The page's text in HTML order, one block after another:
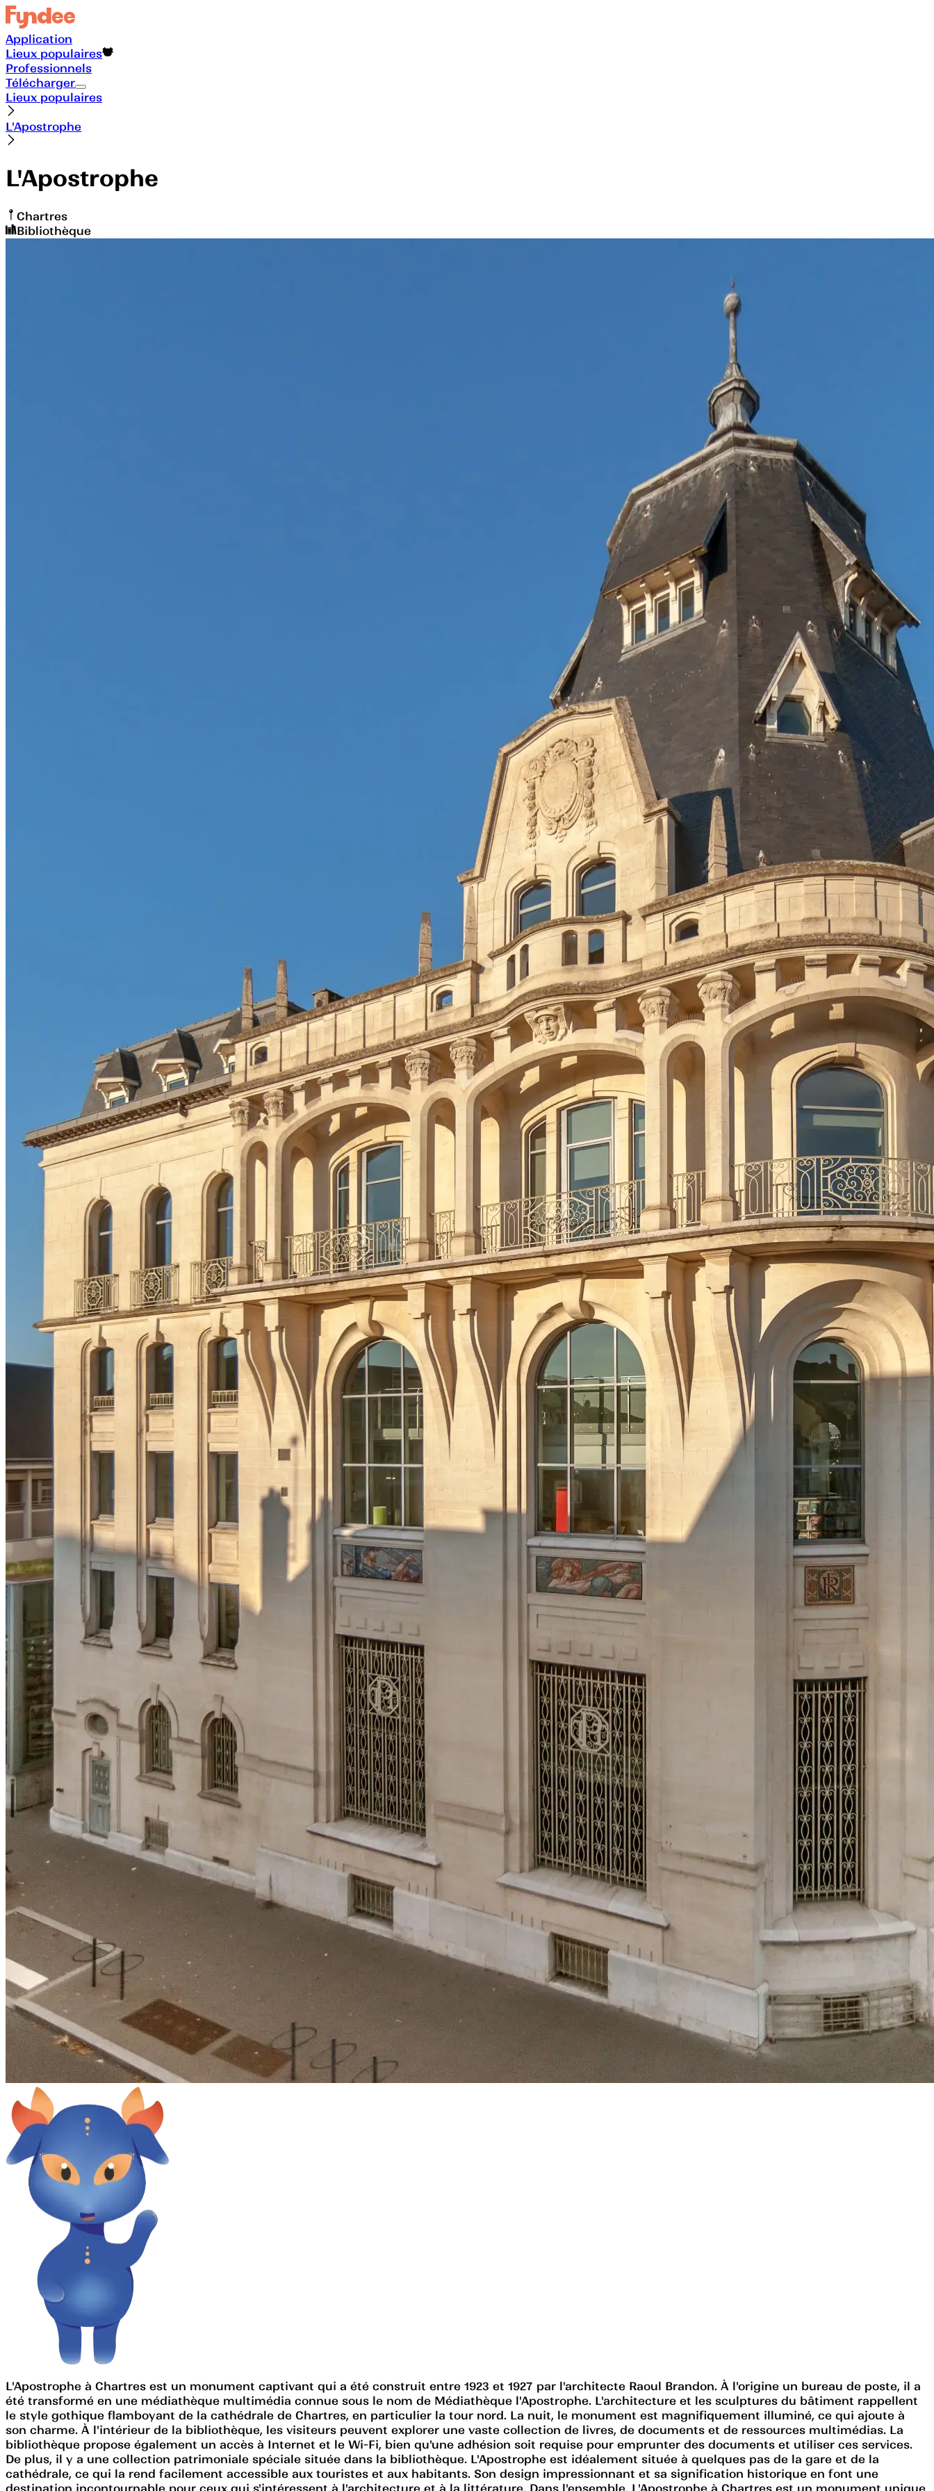
Application
Lieux populaires
Professionnels
Télécharger
Lieux populaires
L'Apostrophe
L'Apostrophe
Chartres
Bibliothèque
L'Apostrophe à Chartres est un monument captivant qui a été construit entre 1923 et 1927 par l'architecte Raoul Brandon. À l'origine un bureau de poste, il a
été transformé en une médiathèque multimédia connue sous le nom de Médiathèque l'Apostrophe. L'architecture et les sculptures du bâtiment rappellent
le style gothique flamboyant de la cathédrale de Chartres, en particulier la tour nord. La nuit, le monument est magnifiquement illuminé, ce qui ajoute à
son charme. À l'intérieur de la bibliothèque, les visiteurs peuvent explorer une vaste collection de livres, de documents et de ressources multimédias. La
bibliothèque propose également un accès à Internet et le Wi-Fi, bien qu'une adhésion soit requise pour emprunter des documents et utiliser ces services.
De plus, il y a une collection patrimoniale spéciale située dans la bibliothèque. L'Apostrophe est idéalement située à quelques pas de la gare et de la
cathédrale, ce qui la rend facilement accessible aux touristes et aux habitants. Son design impressionnant et sa signification historique en font une
destination incontournable pour ceux qui s'intéressent à l'architecture et à la littérature. Dans l'ensemble, L'Apostrophe à Chartres est un monument unique